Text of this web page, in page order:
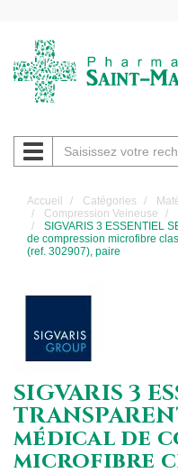
Navigation
Accueil Catégories
Compression Veineuse
SIGVARIS 3 ESSENTIEL
de compression microfibre
(ref. 302907), paire
SIGVARIS 3
médical de
microfibre